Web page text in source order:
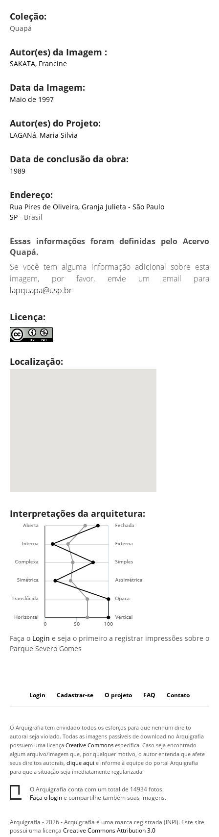
Coleção:
Quapá
Autor(es) da Imagem :
SAKATA, Francine
Data da Imagem:
Maio de 1997
Autor(es) do Projeto:
LAGANá, Maria Silvia
Data de conclusão da obra:
1989
Endereço:
Rua Pires de Oliveira, Granja Julieta - São Paulo
SP - Brasil
Essas informações foram definidas pelo Acervo
Quapá.
Se você tem alguma informação adicional sobre esta
imagem, por favor, envie um email para
lapquapa@usp.br
Licença:
Localização:
Interpretações da arquitetura:
Faça o Login e seja o primeiro a registrar impressões sobre o
Parque Severo Gomes
Login Cadastrar-se O projeto FAQ Contato
O Arquigrafia tem envidado todos os esforços para que nenhum direito
autoral seja violado. Todas as imagens passíveis de download no Arquigrafia
possuem uma licença Creative Commons específica. Caso seja encontrado
algum arquivo/imagem que, por qualquer motivo, o autor entenda que afete
seus direitos autorais, clique aqui e informe à equipe do portal Arquigrafia
para que a situação seja imediatamente regularizada.
O Arquigrafia conta com um total de 14934 fotos.
Faça o logine compartilhe também suas imagens.
Arquigrafia - 2026 - Arquigrafia é uma marca registrada (INPI). Este site
possui uma licença Creative Commons Attribution 3.0